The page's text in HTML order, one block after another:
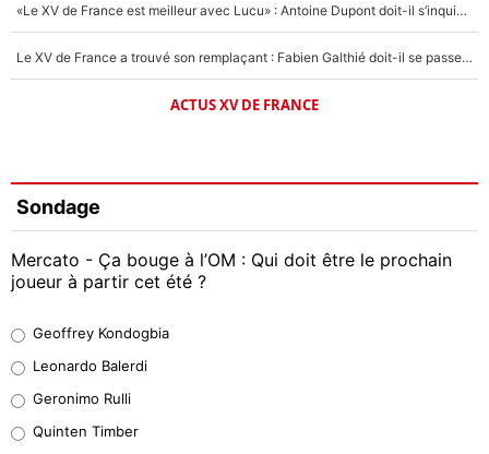
«Le XV de France est meilleur avec Lucu» : Antoine Dupont doit-il s’inquiéter pour sa place ?
Le XV de France a trouvé son remplaçant : Fabien Galthié doit-il se passer d'Antoine Dupont ?
ACTUS XV DE FRANCE
Sondage
Mercato - Ça bouge à l’OM : Qui doit être le prochain
joueur à partir cet été ?
38%
32%
Geoffrey Kondogbia
Leonardo Balerdi
Geronimo Rulli
Quinten Timber